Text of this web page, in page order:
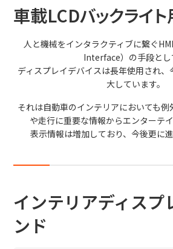
お問い合わせ
サイト内検索
製品検索
全て
車載LCDバックライ
人と機械をインタラクティブに繋ぐ
Interface）の手段とし
ディスプレイデバイスは長年使用され
大しています。
それは自動車のインテリアにおいても
や走行に重要な情報からエンターテ
表示情報は増加しており、今後更に
インテリアディスプ
ンド